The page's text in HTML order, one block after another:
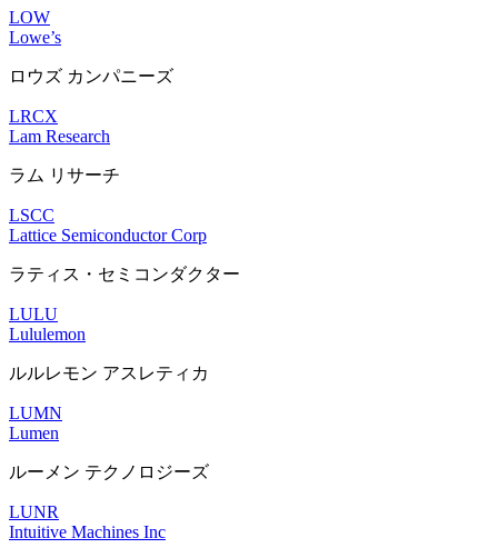
LOW
Lowe’s
ロウズ カンパニーズ
LRCX
Lam Research
ラム リサーチ
LSCC
Lattice Semiconductor Corp
ラティス・セミコンダクター
LULU
Lululemon
ルルレモン アスレティカ
LUMN
Lumen
ルーメン テクノロジーズ
LUNR
Intuitive Machines Inc